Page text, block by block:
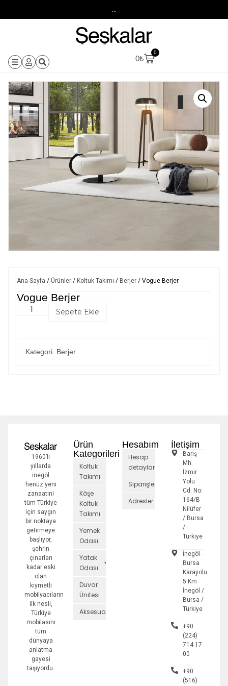
0₺
0
Ana Sayfa / Ürünler / Koltuk Takımı / Berjer / Vogue Berjer
Vogue Berjer
Sepete Ekle
Kategori: Berjer
1960’lı
yıllarda
inegöl
henüz yeni
zanaatini
tüm Türkiye
için saygın
bir noktaya
getirmeye
başlıyor,
şehrin
çınarları
kadar eski
olan
kıymetli
mobilyacıların
ilk nesli,
Türkiye
mobilasını
tüm
dünyaya
anlatma
gayesi
taşıyordu.
Ürün
Kategorileri
Koltuk
Takımı
Köşe
Koltuk
Takımı
Yemek
Odası
Yatak
Odası
Duvar
Ünitesi
Aksesuarlar
Hesabım
Hesap
detayları
Siparişler
Adresler
İletişim
Barış
Mh.
İzmir
Yolu
Cd. No:
164/B
Nilüfer
/ Bursa
/
Türkiye
İnegöl -
Bursa
Karayolu
5.Km
İnegöl /
Bursa /
Türkiye
+90
(224)
714 17
00
+90
(516)